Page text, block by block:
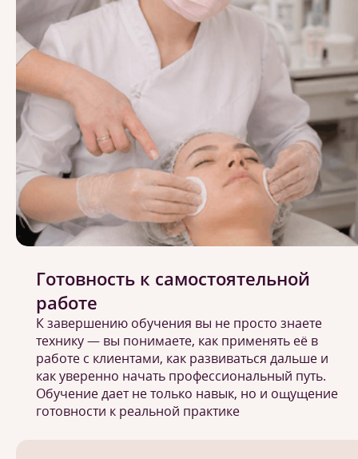
Готовность к самостоятельной
работе
К завершению обучения вы не просто знаете
технику — вы понимаете, как применять её в
работе с клиентами, как развиваться дальше и
как уверенно начать профессиональный путь.
Обучение дает не только навык, но и ощущение
готовности к реальной практике